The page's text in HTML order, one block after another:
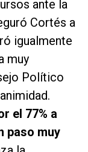
ante la
Cortés a
igualmente
muy
Político
el 77% a
paso muy